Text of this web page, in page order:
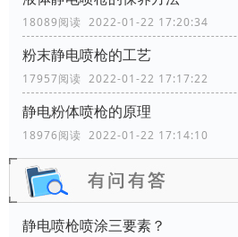
18089阅读 2022-01-22 17:20:34
粉末静电喷枪的工艺
17957阅读 2022-01-22 17:17:22
静电粉体喷枪的原理
18976阅读 2022-01-22 17:14:10
静电喷枪喷涂三要素？